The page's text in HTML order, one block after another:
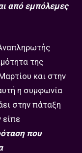
από εμπόλεμες
της
και στην
η συμφωνία
στην πάταξη
που